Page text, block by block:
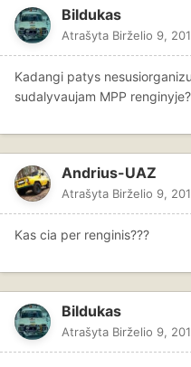
Bildukas
Atrašyta Birželio 9,
Kadangi patys
sudalyvaujam MPP renginyje?
Andrius-UAZ
Atrašyta Birželio 9,
Kas cia per renginis???
Bildukas
Atrašyta Birželio 9,